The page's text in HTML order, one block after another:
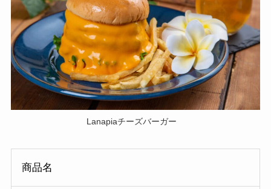
Lanapiaチーズバーガー
商品名